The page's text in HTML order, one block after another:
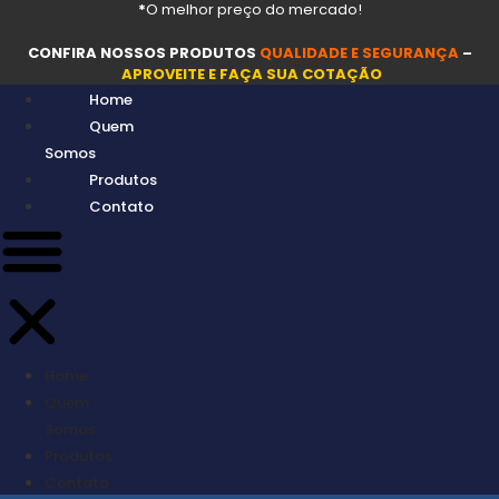
conteúdo
*O melhor preço do mercado!
CONFIRA NOSSOS PRODUTOS QUALIDADE E SEGURANÇA –
APROVEITE E FAÇA SUA COTAÇÃO
Home
Quem
Somos
Produtos
Contato
Home
Quem
Somos
Produtos
Contato